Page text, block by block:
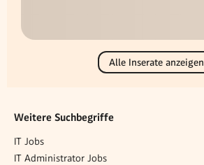
Alle Inserate anzeigen
Weitere Suchbegriffe
IT Jobs
IT Administrator Jobs